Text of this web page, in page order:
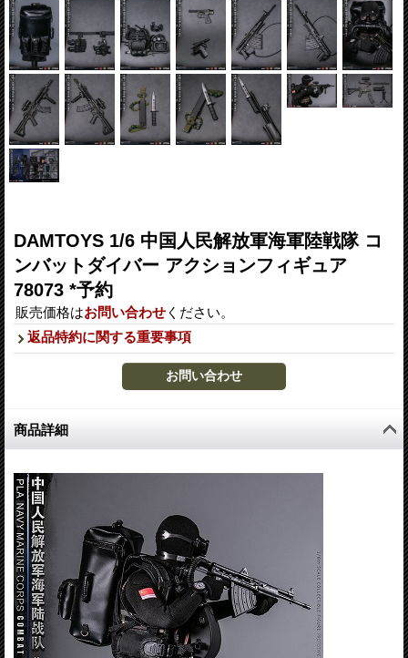
DAMTOYS 1/6 中国人民解放軍海軍陸戦隊 コ
ンバットダイバー アクションフィギュア
78073 *予約
販売価格はお問い合わせ ください。
返品特約に関する重要事項
商品詳細